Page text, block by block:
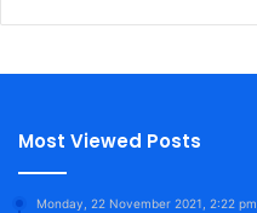
Most Viewed Posts
Monday, 22 November 2021, 2:22 pm